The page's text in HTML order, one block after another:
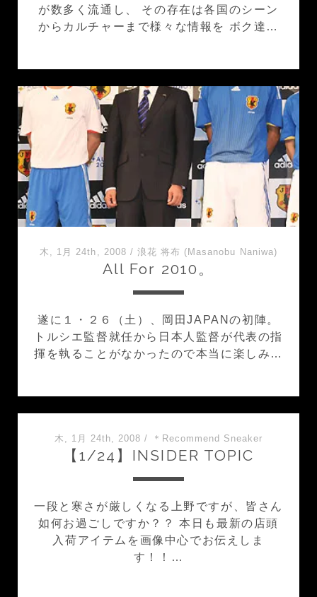
が数多く流通し、 その存在は各国のシーン
からカルチャーまで様々な情報を ボク達…
木, 1月 24th, 2008 / 浪花 将布 (Masanobu Naniwa)
All For 2010。
遂に１・２６（土）、岡田JAPANの初陣。
トルシエ監督就任から日本人監督が代表の指
揮を執ることがなかったので本当に楽しみ…
木, 1月 24th, 2008 / ＊Recommend Sneaker
【1/24】INSIDER TOPIC
一段と寒さが厳しくなる上野ですが、皆さん
如何お過ごしですか？？ 本日も最新の店頭
入荷アイテムを画像中心でお伝えしま
す！！…